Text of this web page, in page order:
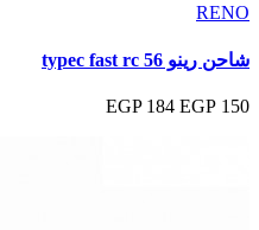
RENO
شاحن رينو typec fast rc 56
150 EGP
184 EGP